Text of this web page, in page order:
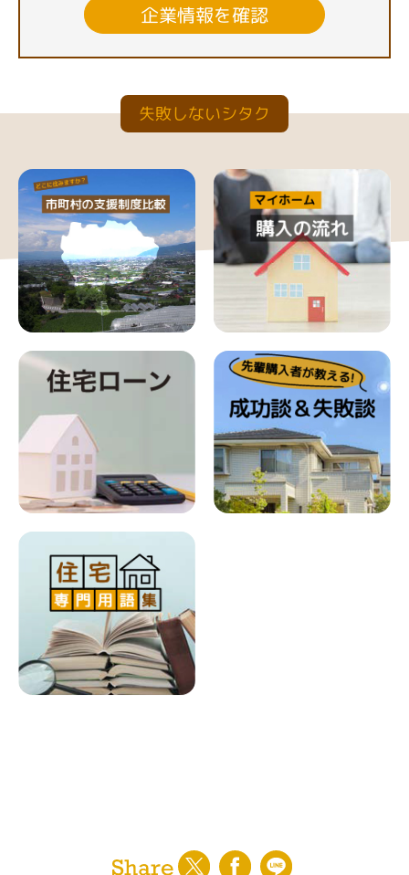
企業情報を確認
失敗しないシタク